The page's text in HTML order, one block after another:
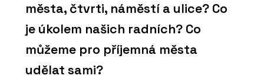
města, čtvrti, náměstí a ulice? Co
je úkolem našich radních? Co
můžeme pro příjemná města
udělat sami?